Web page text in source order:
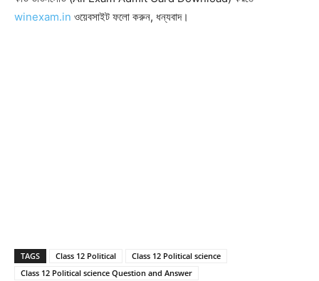
winexam.in ওয়েবসাইট ফলো করুন, ধন্যবাদ।
TAGS Class 12 Political
Class 12 Political science
Class 12 Political science Question and Answer